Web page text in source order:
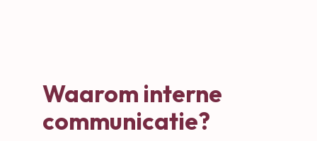
Waarom interne
communicatie?